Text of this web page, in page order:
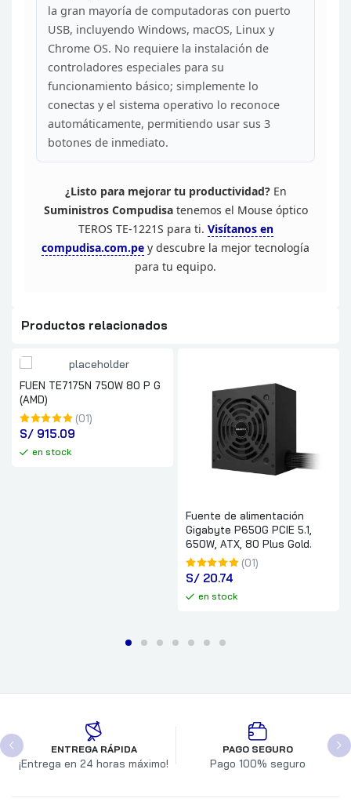
la gran mayoría de computadoras con puerto
USB, incluyendo Windows, macOS, Linux y
Chrome OS. No requiere la instalación de
controladores especiales para su
funcionamiento básico; simplemente lo
conectas y el sistema operativo lo reconoce
automáticamente, permitiendo usar sus 3
botones de inmediato.
¿Listo para mejorar tu productividad?En
SuministrosCompudisatenemos el Mouse óptico
TEROS TE-1221S para ti. Visítanos en
compudisa.com.pe y descubre la mejor tecnología
para tu equipo.
Productos relacionados
FUEN TE7175N 750W 80 P G
(AMD)
(01)
S/ 915.09
en stock
Fuente de alimentación
Gigabyte P650G PCIE 5.1,
650W, ATX, 80 Plus Gold.
(01)
S/ 20.74
en stock
ENTREGA RÁPIDA
¡Entrega en 24 horas máximo!
PAGO SEGURO
Pago 100% seguro